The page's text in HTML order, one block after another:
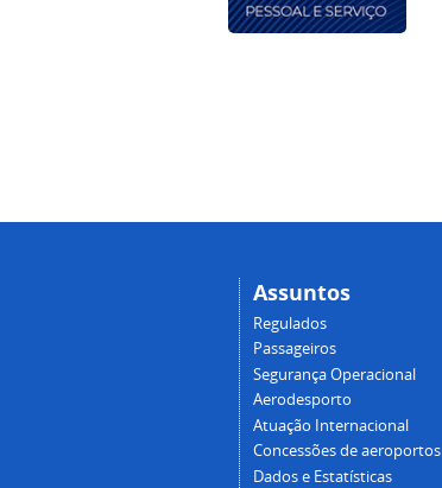
Assuntos
Regulados
Passageiros
Segurança Operacional
Aerodesporto
Atuação Internacional
Concessões de aeroportos
Dados e Estatísticas